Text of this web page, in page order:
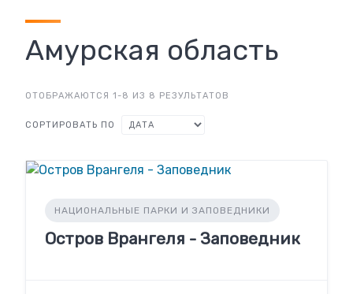
Амурская область
ОТОБРАЖАЮТСЯ 1-8 ИЗ 8 РЕЗУЛЬТАТОВ
СОРТИРОВАТЬ ПО
НАЦИОНАЛЬНЫЕ ПАРКИ И ЗАПОВЕДНИКИ
Остров Врангеля - Заповедник